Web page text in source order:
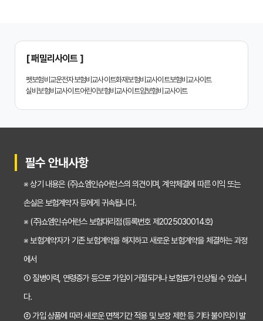
치아보험 비교사이트 똑똑하게 활용하는 3가지 꿀팁
치아보험 비교사이트 선택 전 반드시 알아야 할 5가지 핵심 질문
임플란트, 크라운 치료비 부담? 치아보험 비교사이트 활용법 및 보장꿀팁
2026년 치아보험, 가격 vs 보장! 비교 분석으로 나에게 딱 맞는 보험 찾기
치아보험 비교사이트 활용법: 숨겨진 보장까지 꼼꼼하게 찾는 꿀팁
[ 패밀리사이트 ]
펫보험비교운전자보험비교사이트화재보험비교사이트보험비교사이트
실비보험비교사이트어린이보험비교사이트암보험비교사이트
필수 안내사항
※ 상기 내용은 (주)쇼엠인슈어런스의 의견이며, 계약체결에 따른 이익 또는
손실은 보험계약자 등에게 귀속됩니다.
※ (주)쇼엠인슈어런스 보험대리점(등록번호 제2025030014호)
※ 보험계약자가 기존 보험계약을 해지하고 새로운 보험계약을 체결하는 과정
에서
① 질병이력, 연령증가 등으로 가입이 거절되거나 보험료가 인상될 수 있습니
다.
② 가입 상품에 따라 새로운 면책기간 적용 및 보장 제한 등 기타 불이익이 발